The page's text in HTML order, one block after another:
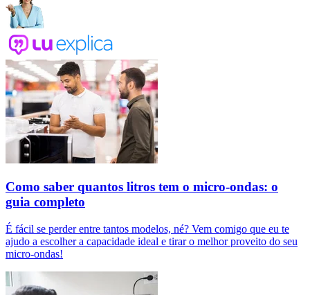
Como saber quantos litros tem o micro-ondas: o
guia completo
É fácil se perder entre tantos modelos, né? Vem comigo que eu te
ajudo a escolher a capacidade ideal e tirar o melhor proveito do seu
micro-ondas!